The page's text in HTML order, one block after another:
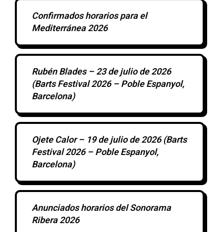
Confirmados horarios para el
Mediterránea 2026
Rubén Blades – 23 de julio de 2026
(Barts Festival 2026 – Poble Espanyol,
Barcelona)
Ojete Calor – 19 de julio de 2026 (Barts
Festival 2026 – Poble Espanyol,
Barcelona)
Anunciados horarios del Sonorama
Ribera 2026